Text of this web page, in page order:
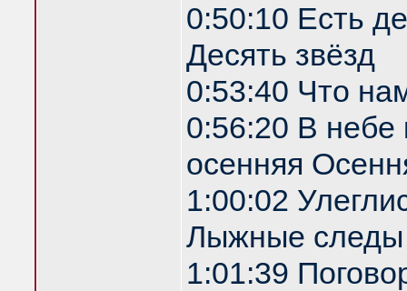
0:50:10 Есть
Десять звёзд
0:53:40 Что
0:56:20 В небе
осенняя
1:00:02
Лыжные следы
1:01:39